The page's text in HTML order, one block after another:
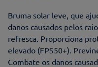
Bruma solar leve, que
danos causados pelos
refresca. Proporciona
elevado (FPS50+).
Combate os danos